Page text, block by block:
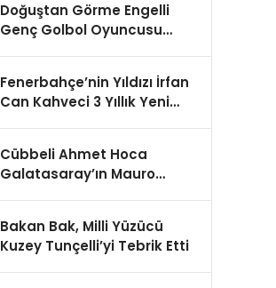
Doğuştan Görme Engelli
Genç Golbol Oyuncusu
Fenerbahçe’nin Yıldızı İrfan
Can Kahveci 3 Yıllık Yeni
Cübbeli Ahmet Hoca
Galatasaray’ın Mauro
Bakan Bak, Milli Yüzücü
Kuzey Tunçelli’yi Tebrik Etti